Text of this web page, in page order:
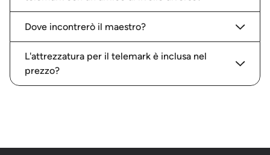
Dove incontrerò il maestro?
L'attrezzatura per il telemark è inclusa nel
prezzo?